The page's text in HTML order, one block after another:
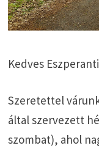
Kedves
Szeretettel
által szervezett
szombat), ahol